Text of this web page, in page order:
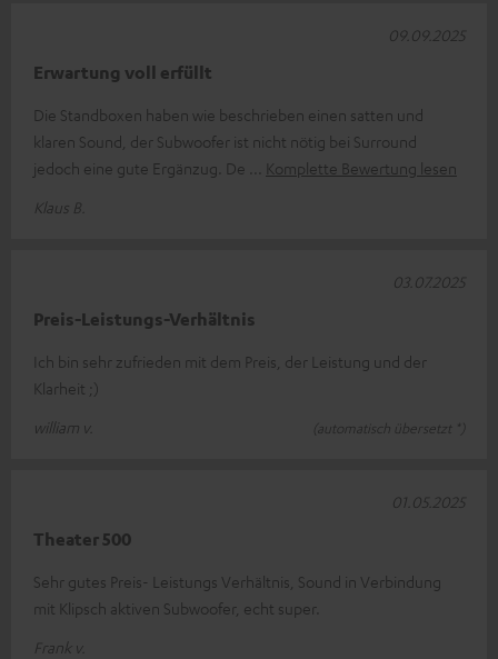
Erwartung voll erfüllt
Die Standboxen haben wie beschrieben einen satten und
klaren Sound, der Subwoofer ist nicht nötig bei Surround
jedoch eine gute Ergänzug. De
Komplette Bewertung lesen
Klaus B.
09.09.2025
Preis-Leistungs-Verhältnis
Ich bin sehr zufrieden mit dem Preis, der Leistung und der
Klarheit ;)
william v.
(automatisch übersetzt *)
03.07.2025
Theater 500
Sehr gutes Preis- Leistungs Verhältnis, Sound in Verbindung
mit Klipsch aktiven Subwoofer, echt super.
Frank v.
01.05.2025